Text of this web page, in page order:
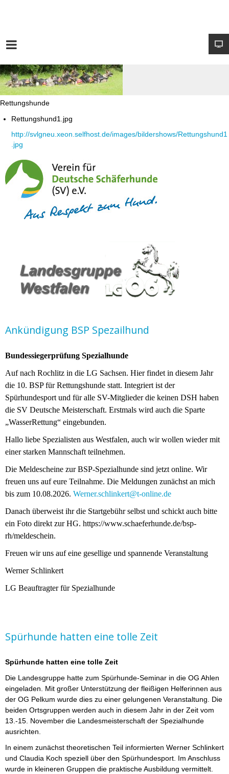
Rettungshunde
Rettungshund1.jpg
http://svlgneu.xeon.selfhost.de/images/bildershows/Rettungshund1
.jpg
Ankündigung BSP Spezailhund
Bundessiegerprüfung Spezialhunde
Auf nach Rochlitz in die LG Sachsen. Hier findet in diesem Jahr
die 10. BSP für Rettungshunde statt. Integriert ist der
Spürhundesport und für alle SV-Mitglieder die keinen DSH haben
die SV Deutsche Meisterschaft. Erstmals wird auch die Sparte
„WasserRettung“ eingebunden.
Hallo liebe Spezialisten aus Westfalen, auch wir wollen wieder mit
einer starken Mannschaft teilnehmen.
Die Meldescheine zur BSP-Spezialhunde sind jetzt online. Wir
freuen uns auf eure Teilnahme. Die Meldungen zunächst an mich
bis zum 10.08.2026. Werner.schlinkert@t-online.de
Danach überweist ihr die Startgebühr selbst und schickt auch bitte
ein Foto direkt zur HG. https://www.schaeferhunde.de/bsp-
rh/meldeschein.
Freuen wir uns auf eine gesellige und spannende Veranstaltung
Werner Schlinkert
LG Beauftragter für Spezialhunde
Spürhunde hatten eine tolle Zeit
Spürhunde hatten eine tolle Zeit
Die Landesgruppe hatte zum Spürhunde-Seminar in die OG Ahlen
eingeladen. Mit großer Unterstützung der fleißigen Helferinnen aus
der OG Pelkum wurde dies zu einer gelungenen Veranstaltung. Die
beiden Ortsgruppen werden auch in diesem Jahr in der Zeit vom
13.-15. November die Landesmeisterschaft der Spezialhunde
ausrichten.
In einem zunächst theoretischen Teil informierten Werner Schlinkert
und Claudia Koch speziell über den Spürhundesport. Im Anschluss
wurde in kleineren Gruppen die praktische Ausbildung vermittelt.